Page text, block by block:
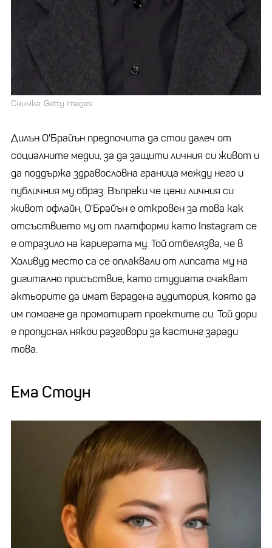
Снимка: Getty Images
Дилън О'Брайън предпочита да стои далеч от
социалните медии, за да защити личния си живот и
да поддържа здравословна граница между него и
публичния му образ. Въпреки че цени личния си
живот офлайн, О'Брайън е откровен за това как
отсъствието му от платформи като Instagram се
е отразило на кариерата му. Той отбелязва, че в
Холивуд место са се оплаквали от липсата му на
дигитално присъствие, като студиата очакват
актьорите да имат вградена аудитория, която да
им помогне да промотират проектите си. Той дори
е пропуснал някои разговори за кастинг заради
това.
Ема Стоун